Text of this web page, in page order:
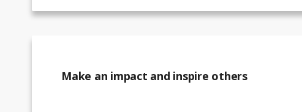
Make an impact and inspire others